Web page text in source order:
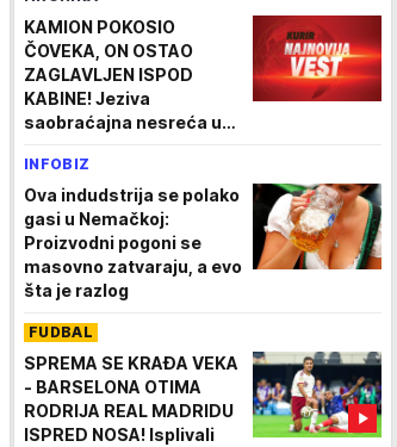
KAMION POKOSIO
ČOVEKA, ON OSTAO
ZAGLAVLJEN ISPOD
KABINE! Jeziva
saobraćajna nesreća u
muškarcu nije bilo spasa
INFOBIZ
Ova indudstrija se polako
gasi u Nemačkoj:
Proizvodni pogoni se
masovno zatvaraju, a evo
šta je razlog
FUDBAL
SPREMA SE KRAĐA VEKA
- BARSELONA OTIMA
RODRIJA REAL MADRIDU
ISPRED NOSA! Isplivali